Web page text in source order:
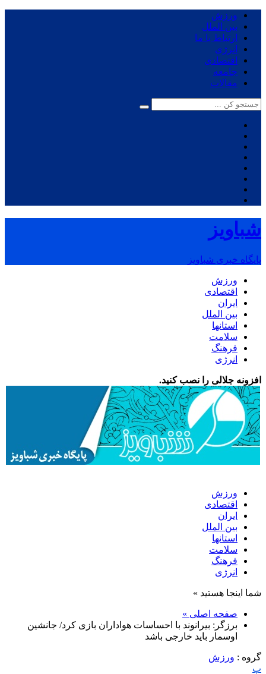
ورزش
بین الملل
ارتباط با ما
انرژی
اقتصادی
جامعه
مقالات
شباویز
پایگاه خبری شباویز
ورزش
اقتصادی
ایران
بین الملل
استانها
سلامت
فرهنگ
انرژی
افزونه جلالی را نصب کنید.
ورزش
اقتصادی
ایران
بین الملل
استانها
سلامت
فرهنگ
انرژی
شما اینجا هستید »
صفحه اصلی »
برزگر: بیرانوند با احساسات هواداران بازی کرد/ جانشین
اوسمار باید خارجی باشد
گروه : ورزش
پ